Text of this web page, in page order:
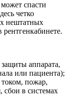
спасти
четко
нештатных
аппарата,
или пациента);
пожар,
сбои в системах